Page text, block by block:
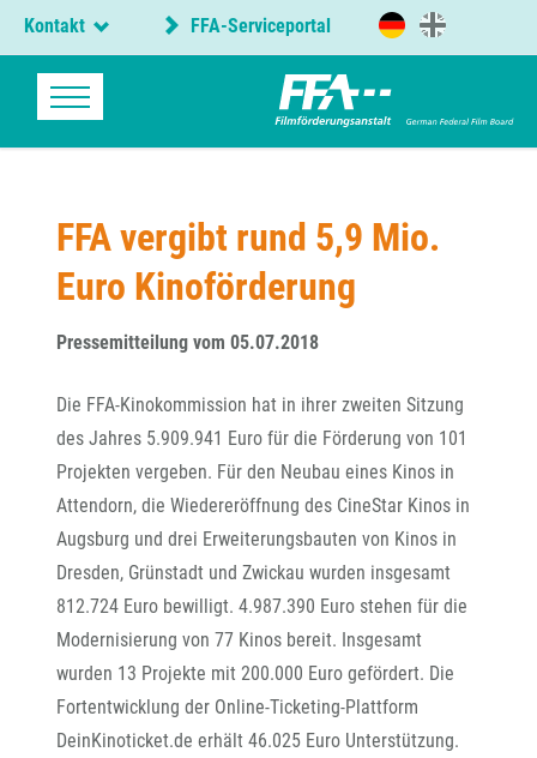
Kontakt FFA-Serviceportal
FFA vergibt rund 5,9 Mio.
Euro Kinoförderung
Pressemitteilung vom 05.07.2018
Die FFA-Kinokommission hat in ihrer zweiten Sitzung
des Jahres 5.909.941 Euro für die Förderung von 101
Projekten vergeben. Für den Neubau eines Kinos in
Attendorn, die Wiedereröffnung des CineStar Kinos in
Augsburg und drei Erweiterungsbauten von Kinos in
Dresden, Grünstadt und Zwickau wurden insgesamt
812.724 Euro bewilligt. 4.987.390 Euro stehen für die
Modernisierung von 77 Kinos bereit. Insgesamt
wurden 13 Projekte mit 200.000 Euro gefördert. Die
Fortentwicklung der Online-Ticketing-Plattform
DeinKinoticket.de erhält 46.025 Euro Unterstützung.